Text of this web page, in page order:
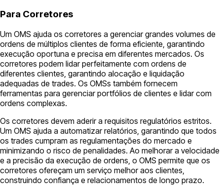
Para Corretores
Um OMS ajuda os corretores a gerenciar grandes volumes de
ordens de múltiplos clientes de forma eficiente, garantindo
execução oportuna e precisa em diferentes mercados. Os
corretores podem lidar perfeitamente com ordens de
diferentes clientes, garantindo alocação e liquidação
adequadas de trades. Os OMSs também fornecem
ferramentas para gerenciar portfólios de clientes e lidar com
ordens complexas.
Os corretores devem aderir a requisitos regulatórios estritos.
Um OMS ajuda a automatizar relatórios, garantindo que todos
os trades cumpram as regulamentações do mercado e
minimizando o risco de penalidades. Ao melhorar a velocidade
e a precisão da execução de ordens, o OMS permite que os
corretores ofereçam um serviço melhor aos clientes,
construindo confiança e relacionamentos de longo prazo.